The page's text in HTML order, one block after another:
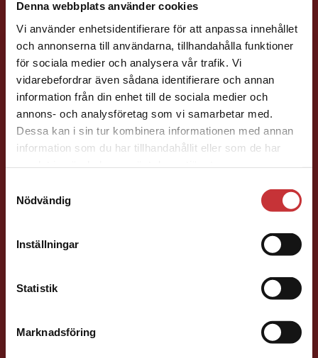
Denna webbplats använder cookies
Vi använder enhetsidentifierare för att anpassa innehållet
och annonserna till användarna, tillhandahålla funktioner
för sociala medier och analysera vår trafik. Vi
vidarebefordrar även sådana identifierare och annan
information från din enhet till de sociala medier och
annons- och analysföretag som vi samarbetar med.
Dessa kan i sin tur kombinera informationen med annan
information som du har tillhandahållit eller som de har
Nödvändig
Inställningar
Statistik
Marknadsföring
Begränsad fraktregion
Det verkar som att du besöker
studentlitteratur.se via en enhet utanför Sverige.
Vi erbjuder inte leveranser utanför Sverige. För
att kunna slutföra ett köp måste
Henric Arfwidsson
Läromedelsutvecklare Läromedel och
lättläst